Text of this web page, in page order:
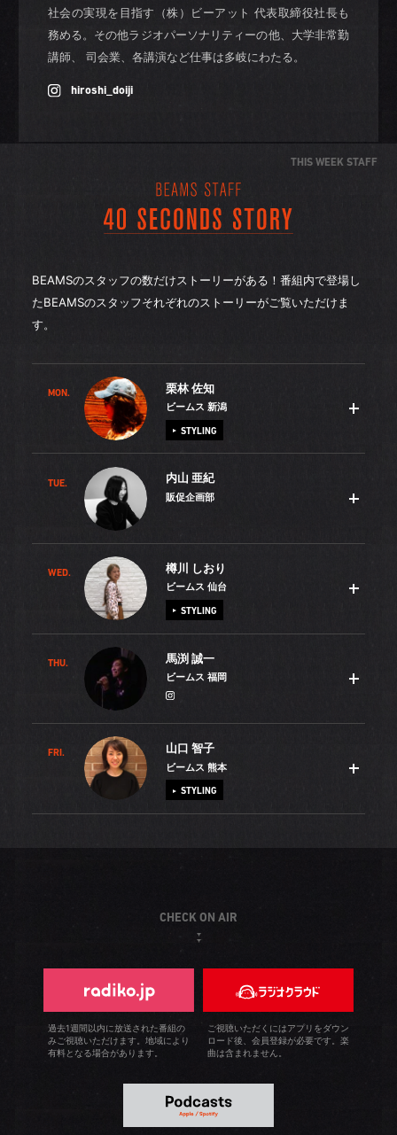
社会の実現を目指す（株）ビーアット 代表取締役社長も
務める。その他ラジオパーソナリティーの他、大学非常勤
講師、 司会業、各講演など仕事は多岐にわたる。
hiroshi_doiji
THIS WEEK STAFF
BEAMSのスタッフの数だけストーリーがある！番組内で登場し
たBEAMSのスタッフそれぞれのストーリーがご覧いただけま
す。
MON. 栗林 佐知
ビームス 新潟
STYLING
トレードマークは帽子で、365日、帽子を取り入れたスタ
イリングを楽しんでいます。帽子を好きになったのは
BEAMSに入ってからです。ポジティブな自分のキャラクタ
ただきたい」という思いから被るようになりました。先
日、新潟店でお客様をご招待してパーティを開催したとこ
ろ、多くの方から「こういうことをやって欲しかった！」
れていることを実感しました。「ビームス 新潟」は新潟駅
から10分ほど歩いた「万代シテイ」という商業エリアにあ
り、近くには信濃川が流れています。年々、川沿いをラン
ニングする人が増えていて「私もそろそろ走ってみようか
な」と思っています。海と川のある自然豊かな新潟市。焼
きそばにミートソースをかけたB級グルメ「イタリアン」も
人気ですので、遊びに来てくださいね！
TUE. 内山 亜紀
販促企画部
BEAMSの認知向上のために、イベントの企画や音楽フェス
の協賛などさまざまな仕事に携わっています。スタッフの
個性溢れる自宅とインテリアを紹介したライフスタイルブ
Vol.1を発売しましたが、その後育休に入り、この度復職し
て第4弾となる『BEAMS ON LIFE』の制作に携わりまし
た。今回のキーワードは「日本のモノ・コト・ヒト」で
フスタイルを紹介していますので、ぜひ、ご覧になってく
ださい（絶賛発売中！）。息子が2歳の今、家族揃ってフェ
スに行くのが目標のひとつです。群馬県のみなかみ町で開
催される「New Acoustic Camp」（ニューアコ）は、ア
WED. 樽川 しおり
ビームス 仙台
STYLING
私がハマっているのは温泉です。夏はスタッフたちとサー
フィンにも出かけますが、東北の冬は温泉！作並（仙台
市）の「一の坊」という宿が山の中にあってとてもお気に
ムス 仙台」は、仙台駅からアーケードを2ブロック過ぎた
ところにあります。9月のジャズ・フェスティバルでは街の
至る所でジャズが演奏され、ショップの中にも音楽が響い
に興味があるので、東京の話題のスポットを訪れるとつい
が夢です。
THU. 馬渕 誠一
ビームス 福岡
4、5年前から、友人やお店のスタッフたちと家族ぐるみで
キャンプを楽しんでいます。よく出かけるのは熊本県や大
分県の山。温泉のあるキャンプ場がメインです。ひと風呂
リアにあってビル１棟すべてがBEAMSでした。欲しいもの
が必ずあるので「すごいなこの店！」と感動したのを覚え
オフの日は変わらずアメリカン・カジュアル・スタイルで
す。街で偶然お客様に出会っても気付いていただけないの
で、自分からお声をかけさせていただいています！
FRI. 山口 智子
ビームス 熊本
STYLING
て商品をご提案して行くうちに、熊本弁でお話してくださ
るようになった時が嬉しいです。「そうたい」（そうです
ます。教えていただいたお店や場所に必ず足を運び、そこ
で出会った方々ともお話をして自分の中に落とし込んでい
ます。最近、スポーツ好きの主人の影響で野球観戦を始め
が、福岡ソフトバンクホークスや読売ジャイアンツの試合
を観ることが多いですね。次は自分でも体を動かして見よ
CHECK ON AIR
過去1週間以内に放送された番組の
みご視聴いただけます。地域により
有料となる場合があります。
ご視聴いただくにはアプリをダウン
ロード後、会員登録が必要です。楽
曲は含まれません。